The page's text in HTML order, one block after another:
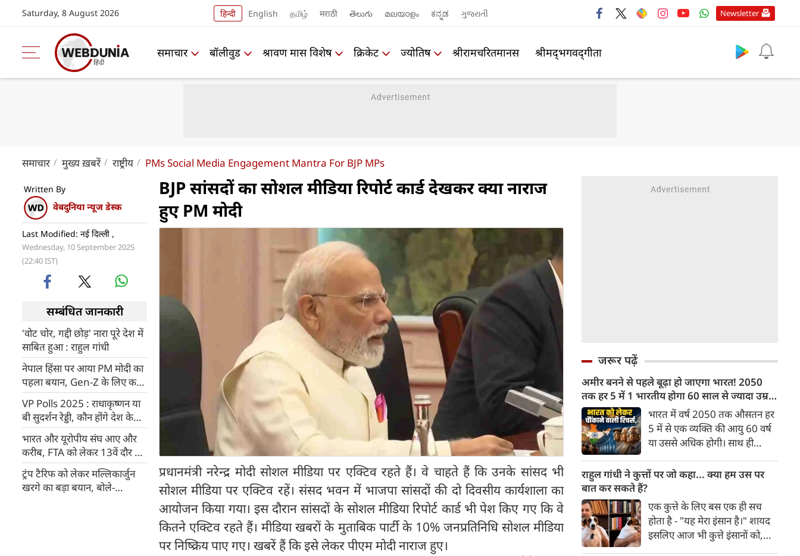
Saturday, 8 August 2026 हिन्दी English தமிழ் मराठी తెలుగు മലയാളം ಕನ್ನಡ ગુજરાતી Newsletter
समाचार बॉलीवुड श्रावण मास विशेष क्रिकेट ज्योतिष श्रीरामचरितमानस श्रीमद्‍भगवद्‍गीता
समाचार मुख्य ख़बरें राष्ट्रीय PMs Social Media Engagement Mantra For BJP MPs
Written By
वेबदुनिया न्यूज डेस्क
Last Modified: नई दिल्ली ,
Wednesday, 10 September 2025
(22:40 IST)
सम्बंधित जानकारी
'वोट चोर, गद्दी छोड़' नारा पूरे देश में
साबित हुआ : राहुल गांधी
नेपाल हिंसा पर आया PM मोदी का
पहला बयान, Gen-Z के लिए कही
यह बात
VP Polls 2025 : राधाकृष्णन या
बी सुदर्शन रेड्डी, कौन होंगे देश के
अगले उपराष्ट्रपति, चुनाव आज
भारत और यूरोपीय संघ आए और
करीब, FTA को लेकर 13वें दौर की
वार्ता शुरू
ट्रंप टैरिफ को लेकर मल्लिकार्जुन
खरगे का बड़ा बयान, बोले-
BJP सांसदों का सोशल मीडिया रिपोर्ट कार्ड देखकर क्या नाराज
हुए PM मोदी
प्रधानमंत्री नरेन्द्र मोदी सोशल मीडिया पर एक्टिव रहते हैं। वे चाहते हैं कि उनके सांसद भी
सोशल मीडिया पर एक्टिव रहें। संसद भवन में भाजपा सांसदों की दो दिवसीय कार्यशाला का
आयोजन किया गया। इस दौरान सांसदों के सोशल मीडिया रिपोर्ट कार्ड भी पेश किए गए कि वे
कितने एक्टिव रहते हैं। मीडिया खबरों के मुताबिक पार्टी के 10% जनप्रतिनिधि सोशल मीडिया
पर निष्क्रिय पाए गए। खबरें हैं कि इसे लेकर पीएम मोदी नाराज हुए।
जरूर पढ़ें
अमीर बनने से पहले बूढ़ा हो जाएगा भारत! 2050
तक हर 5 में 1 भारतीय होगा 60 साल से ज्यादा उम्र
का
भारत में वर्ष 2050 तक औसतन हर
5 में से एक व्यक्ति की आयु 60 वर्ष
या उससे अधिक होगी। साथ ही
भारत में रहेंगे। ‘ट्रांसफॉर्म रूरल
अनुसार भारत विकसित देशों के
विपरीत समृद्ध बनने से पहले ही वृद्ध
होती आबादी वाले देश की श्रेणी में
पहुंच रहा है।
राहुल गांधी ने कुत्तों पर जो कहा... क्या हम उस पर
बात कर सकते हैं?
एक कुत्ते के लिए बस एक ही सच
होता है - "यह मेरा इंसान है।" शायद
इसलिए आज भी कुत्ते इंसानों को,